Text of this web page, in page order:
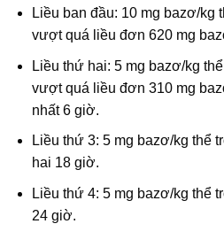
Liều ban đầu: 10 mg bazơ/kg
vượt quá liều đơn 620 mg
Liều thứ hai: 5 mg bazơ/kg
vượt quá liều đơn 310 mg
nhất 6 giờ.
Liều thứ 3: 5 mg bazơ/kg thể
hai 18 giờ.
Liều thứ 4: 5 mg bazơ/kg thể
24 giờ.